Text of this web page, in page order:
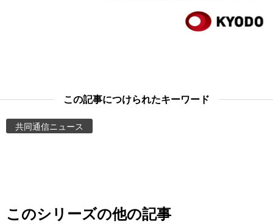
Images
People
この記事につけられたキーワード
共同通信ニュース
このシリーズの他の記事